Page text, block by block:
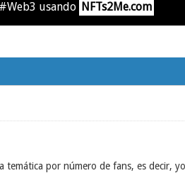
usando NFTs2Me.com
temática por número de fans, es decir,